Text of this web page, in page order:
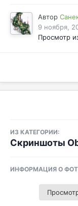
Автор
9 ноября,
Просмотр
ИЗ КАТЕГОРИИ:
Скриншоты
ИНФОРМАЦИЯ О